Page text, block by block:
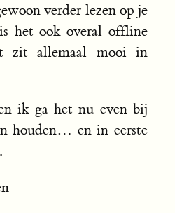
verder lezen op je
het ook overal offline
zit allemaal mooi in
ik ga het nu even bij
houden… en in eerste